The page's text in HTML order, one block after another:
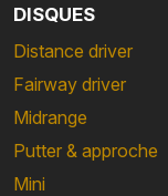
DISQUES
Distance driver
Fairway driver
Midrange
Putter & approche
Mini